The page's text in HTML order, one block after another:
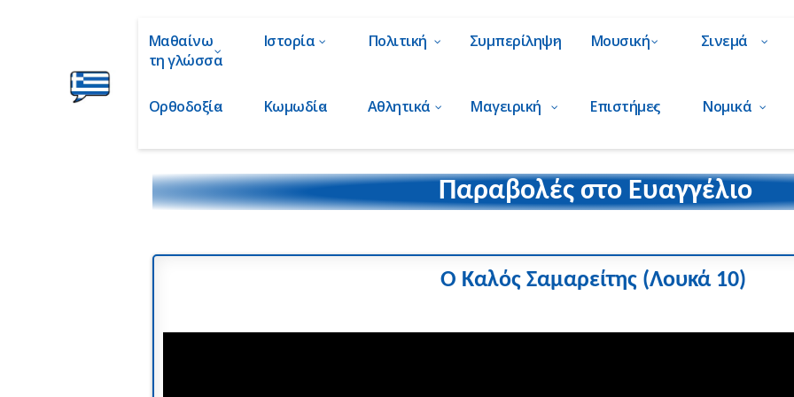
Μαθαίνω
τη γλώσσα
Ιστορία Πολιτική Συμπερίληψη Μουσική Σινεμά
Ορθοδοξία Κωμωδία Αθλητικά Μαγειρική Επιστήμες Νομικά
Παραβολές στο Ευαγγέλιο
Ο Καλός Σαμαρείτης (Λουκά 10)